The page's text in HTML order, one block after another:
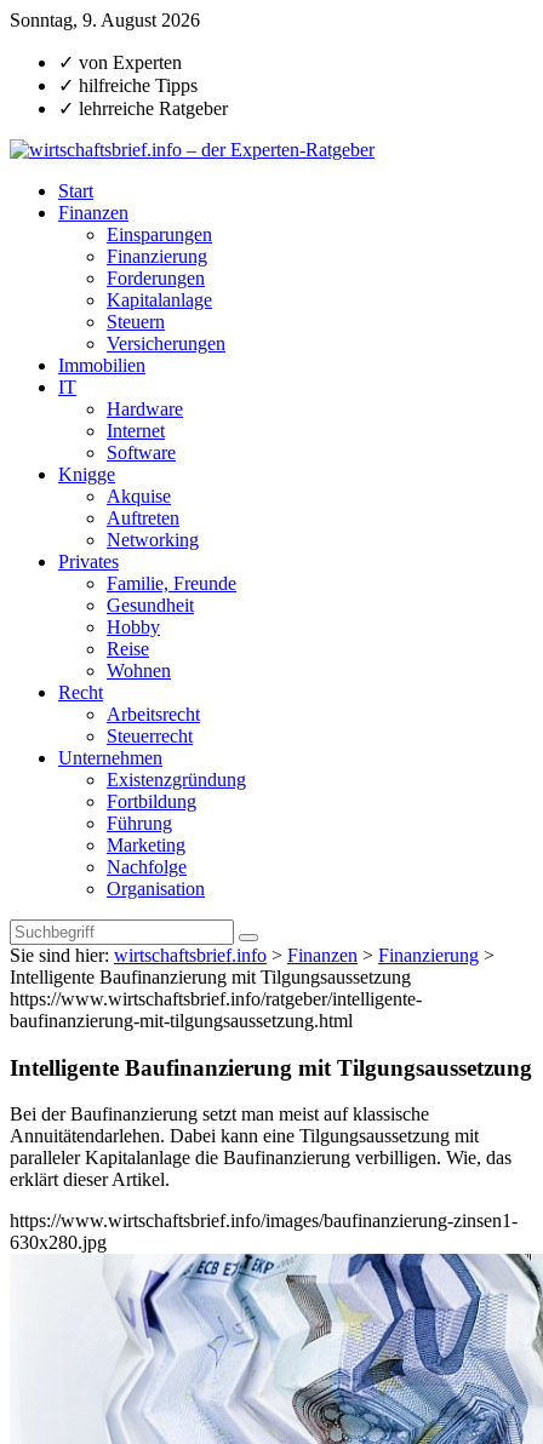
Sonntag, 9. August 2026
✓ von Experten
✓ hilfreiche Tipps
✓ lehrreiche Ratgeber
Start
Finanzen
Einsparungen
Finanzierung
Forderungen
Kapitalanlage
Steuern
Versicherungen
Immobilien
IT
Hardware
Internet
Software
Knigge
Akquise
Auftreten
Networking
Privates
Familie, Freunde
Gesundheit
Hobby
Reise
Wohnen
Recht
Arbeitsrecht
Steuerrecht
Unternehmen
Existenzgründung
Fortbildung
Führung
Marketing
Nachfolge
Organisation
Sie sind hier: wirtschaftsbrief.info > Finanzen > Finanzierung >
Intelligente Baufinanzierung mit Tilgungsaussetzung
https://www.wirtschaftsbrief.info/ratgeber/intelligente-
baufinanzierung-mit-tilgungsaussetzung.html
Intelligente Baufinanzierung mit Tilgungsaussetzung
Bei der Baufinanzierung setzt man meist auf klassische
Annuitätendarlehen. Dabei kann eine Tilgungsaussetzung mit
paralleler Kapitalanlage die Baufinanzierung verbilligen. Wie, das
erklärt dieser Artikel.
https://www.wirtschaftsbrief.info/images/baufinanzierung-zinsen1-
630x280.jpg